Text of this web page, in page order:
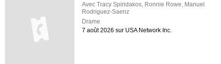
AvecTracy Spiridakos, Ronnie Rowe, Manuel
Rodriguez-Saenz
Drame
7 août 2026 sur USA Network Inc.